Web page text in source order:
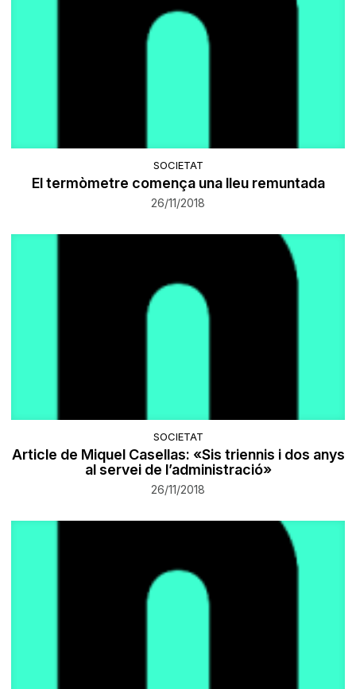
SOCIETAT
El termòmetre comença una lleu remuntada
26/11/2018
SOCIETAT
Article de Miquel Casellas: «Sis triennis i dos anys
al servei de l’administració»
26/11/2018